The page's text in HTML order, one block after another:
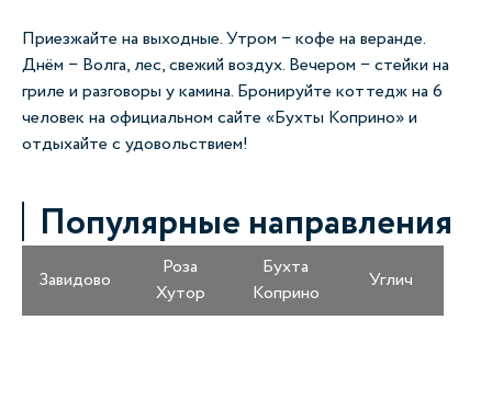
Приезжайте на выходные. Утром − кофе на веранде.
Днём − Волга, лес, свежий воздух. Вечером − стейки на
гриле и разговоры у камина. Бронируйте коттедж на 6
человек на официальном сайте «Бухты Коприно» и
отдыхайте с удовольствием!
Популярные направления
Завидово
Роза
Хутор
Бухта
Коприно
Углич